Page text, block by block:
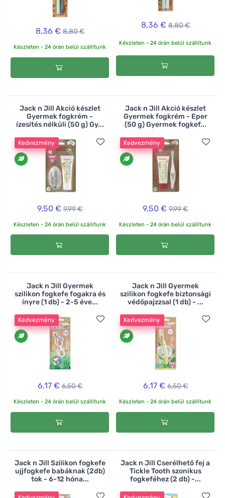
8,36 € 8,80 €
Készleten - 24 órán belül szállítunk
8,36 € 8,80 €
Készleten - 24 órán belül szállítunk
Jack n Jill Akció készlet
Gyermek fogkrém -
ízesítés nélküli (50 g) Gy...
Kedvezmény
9,50 € 9,99 €
Készleten - 24 órán belül szállítunk
Jack n Jill Akció készlet
Gyermek fogkrém - Eper
(50 g) Gyermek fogkef...
Kedvezmény
9,50 € 9,99 €
Készleten - 24 órán belül szállítunk
Jack n Jill Gyermek
szilikon fogkefe fogakra és
ínyre (1 db) - 2-5 éve...
Kedvezmény
6,17 € 6,50 €
Készleten - 24 órán belül szállítunk
Jack n Jill Gyermek
szilikon fogkefe biztonsági
védőpajzzsal (1 db) - ...
Kedvezmény
6,17 € 6,50 €
Készleten - 24 órán belül szállítunk
Jack n Jill Szilikon fogkefe
ujjfogkefe babáknak (2db)
tok - 6-12 hóna...
Jack n Jill Cserélhető fej a
Tickle Tooth szonikus
fogkeféhez (2 db) -...